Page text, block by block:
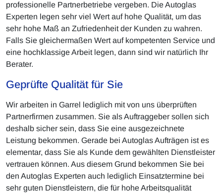
professionelle Partnerbetriebe vergeben. Die Autoglas
Experten legen sehr viel Wert auf hohe Qualität, um das
sehr hohe Maß an Zufriedenheit der Kunden zu wahren.
Falls Sie gleichermaßen Wert auf kompetenten Service und
eine hochklassige Arbeit legen, dann sind wir natürlich Ihr
Berater.
Geprüfte Qualität für Sie
Wir arbeiten in Garrel lediglich mit von uns überprüften
Partnerfirmen zusammen. Sie als Auftraggeber sollen sich
deshalb sicher sein, dass Sie eine ausgezeichnete
Leistung bekommen. Gerade bei Autoglas Aufträgen ist es
elementar, dass Sie als Kunde dem gewählten Dienstleister
vertrauen können. Aus diesem Grund bekommen Sie bei
den Autoglas Experten auch lediglich Einsatztermine bei
sehr guten Dienstleistern, die für hohe Arbeitsqualität